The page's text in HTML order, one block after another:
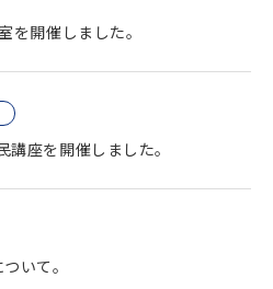
を開催しました。
座を開催しました。
いて。